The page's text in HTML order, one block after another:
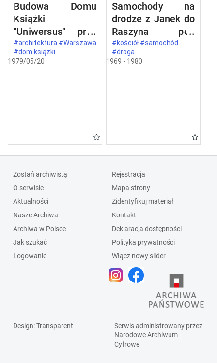
Budowa Domu
Książki
"Uniwersus" przy
ul. Belwederskiej
20/22 w
#architektura #Warszawa
#dom książki
1979/05/20
Samochody na
drodze z Janek do
Raszyna pod
Warszawą
#kościół #samochód
#droga
1969 - 1980
Zostań archiwistą
O serwisie
Aktualności
Nasze Archiwa
Archiwa w Polsce
Jak szukać
Logowanie
Rejestracja
Mapa strony
Zidentyfikuj materiał
Kontakt
Deklaracja dostępności
Polityka prywatności
Włącz nowy slider
Design: Transparent
Serwis administrowany przez
Narodowe Archiwum
Cyfrowe